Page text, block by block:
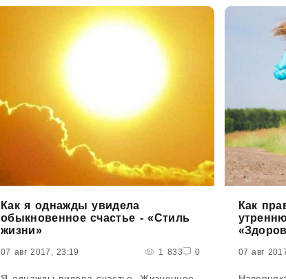
Как я однажды увидела
обыкновенное счастье - «Стиль
жизни»
07 авг 2017, 23:19 1 833 0
Как
07 авг